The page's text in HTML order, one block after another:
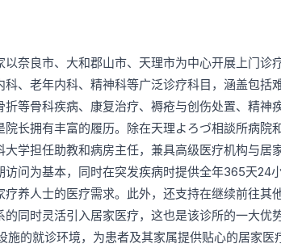
奈良市、大和郡山市、天理市为中心开展上门诊
、老年内科、精神科等广泛诊疗科目，涵盖包括
等骨科疾病、康复治疗、褥疮与创伤处置、精神
长拥有丰富的履历。除在天理よろづ相談所病院
学担任助教和病房主任，兼具高级医疗机构与居
问为基本，同时在突发疾病时提供全年365天24
养人士的医疗需求。此外，还支持在继续前往其
同时灵活引入居家医疗，这也是该诊所的一大优
的就诊环境，为患者及其家属提供贴心的居家医